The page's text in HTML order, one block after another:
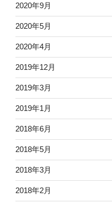
2020年9月
2020年5月
2020年4月
2019年12月
2019年3月
2019年1月
2018年6月
2018年5月
2018年3月
2018年2月